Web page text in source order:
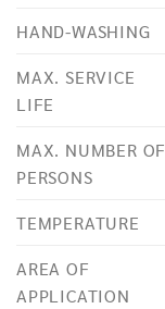
HAND-WASHING
MAX. SERVICE
LIFE
MAX. NUMBER OF
PERSONS
TEMPERATURE
AREA OF
APPLICATION